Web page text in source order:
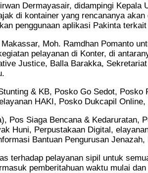
Dermayasair, didampingi
di kontainer yang rencananya
penggunaan aplikasi Pakinta
Moh. Ramdhan Pomanto
pelayanan di Konter, di
Justice, Balla Barakka,
& KB, Posko Go Sedot,
HAKI, Posko Dukcapil
Pos Siaga Bencana &
Huni, Perpustakaan Digital,
Bantuan Pengurusan
terhadap pelayanan sipil untuk
pemberitahuan waktu mulai